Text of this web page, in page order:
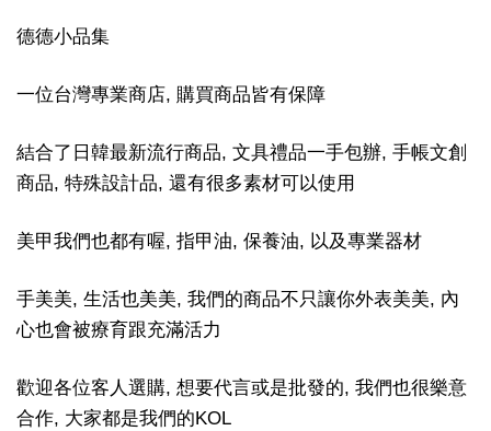
德德小品集
一位台灣專業商店, 購買商品皆有保障
結合了日韓最新流行商品, 文具禮品一手包辦, 手帳文創
商品, 特殊設計品, 還有很多素材可以使用
美甲我們也都有喔, 指甲油, 保養油, 以及專業器材
手美美, 生活也美美, 我們的商品不只讓你外表美美, 內
心也會被療育跟充滿活力
歡迎各位客人選購, 想要代言或是批發的, 我們也很樂意
合作, 大家都是我們的KOL